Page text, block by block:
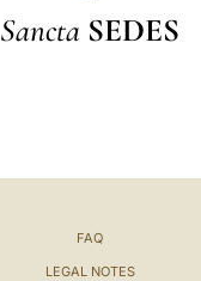
Sancta SEDES
FAQ
LEGAL NOTES